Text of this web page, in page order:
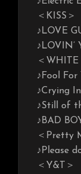
＜KISS＞
♪LOVE
♪LOVIN’
＜WHITE
♪Fool For
♪Crying
♪Still of
♪BAD
＜Pretty
♪Please
＜Y&T＞